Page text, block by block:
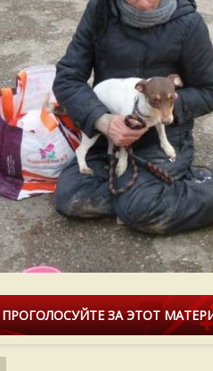
ПРОГОЛОСУЙТЕ ЗА ЭТОТ